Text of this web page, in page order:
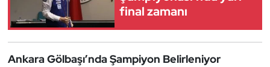
final zamanı
Ankara Gölbaşı’nda Şampiyon Belirleniyor
Halter